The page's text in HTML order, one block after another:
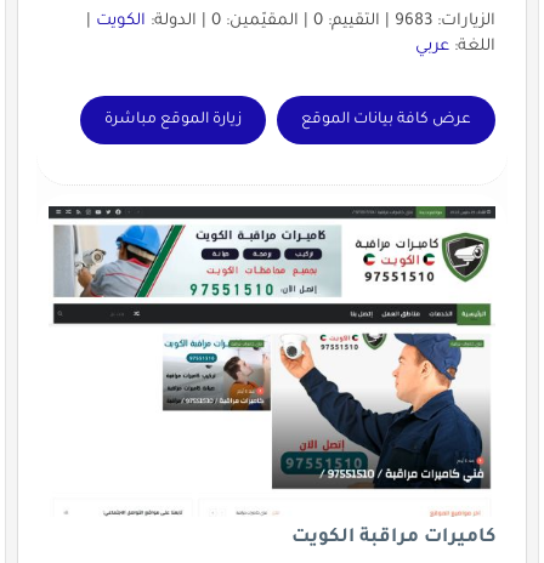
الزيارات: 9683 | التقييم: 0 | المقيّمين: 0 | الدولة:
الكويت|
اللغة: عربي
عرض كافة بيانات الموقع زيارة الموقع مباشرة
كاميرات مراقبة الكويت